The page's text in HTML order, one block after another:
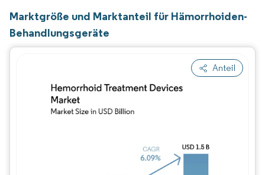
Marktgröße und Marktanteil für Hämorrhoiden-
Behandlungsgeräte
Anteil